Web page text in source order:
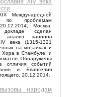
XIV века
Международной
по проблемам
Москва,
сделан
анализ канонов
века (1315-1321
на мозаиках и
Хора в Стамбуле, и
Обнаружены
отличия событий
и Евангелия
20.12.2014.
народам